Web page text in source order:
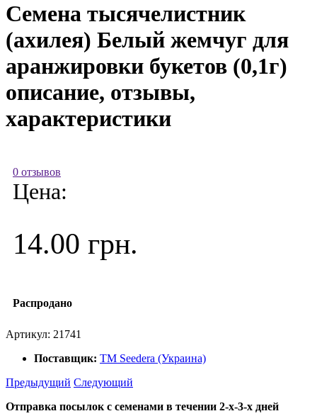
Семена тысячелистник
(ахилея) Белый жемчуг для
аранжировки букетов (0,1г)
описание, отзывы,
характеристики
0 отзывов
Цена:
14.00 грн.
Распродано
Артикул: 21741
Поставщик: ТМ Seedera (Украина)
Предыдущий Следующий
Отправка посылок с семенами в течении 2-х-3-х дней